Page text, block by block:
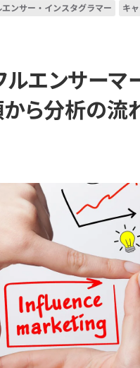
ンサー・インスタグラマー キ
エンサーマ
から分析の流